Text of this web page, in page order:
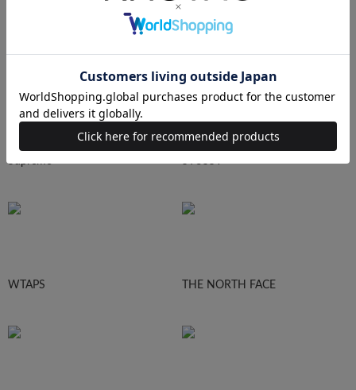
HUMAN MADE
Supreme
WTAPS THE NORTH FACE